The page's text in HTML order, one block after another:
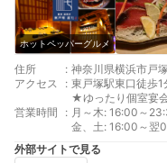
ホットペッパーグルメ
住所 : 神奈川県横浜市戸
アクセス
: 東戸塚駅東口徒歩
★ゆったり個室宴
営業時間
: 月～木: 16:00～
金、土: 16:00～翌
日、祝日: 15:00～
祝前日: 16:00～
外部サイトで見る